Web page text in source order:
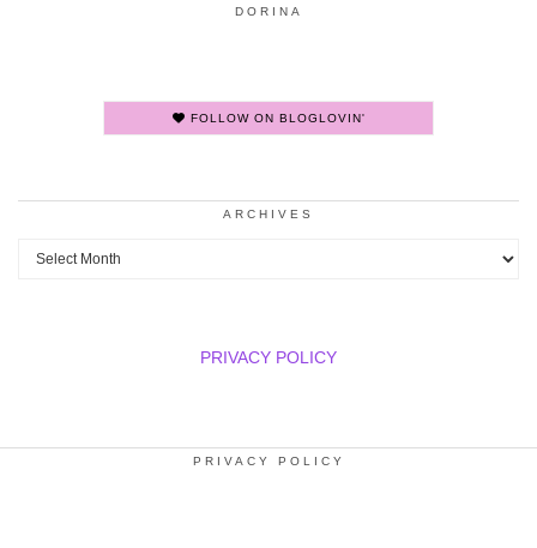
DORINA
FOLLOW ON BLOGLOVIN'
ARCHIVES
Archives
PRIVACY POLICY
PRIVACY POLICY